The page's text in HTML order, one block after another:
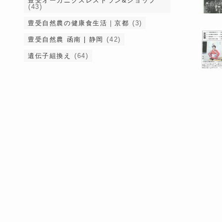
(43)
豊受自然農の健康食生活｜京都 (3)
豊受自然農 函南 | 静岡 (42)
遺伝子組換え (64)